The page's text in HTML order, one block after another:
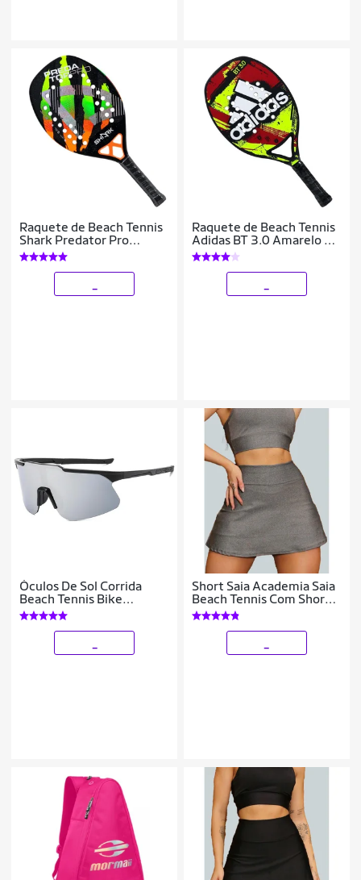
Raquete de Beach Tennis
Shark Predator Pro
22mm 2025
Raquete de Beach Tennis
Adidas BT 3.0 Amarelo e
Vermelho
Óculos De Sol Corrida
Beach Tennis Bike
Prateado Proteção Uv
Short Saia Academia Saia
Beach Tennis Com Short
Interno Donna Martins